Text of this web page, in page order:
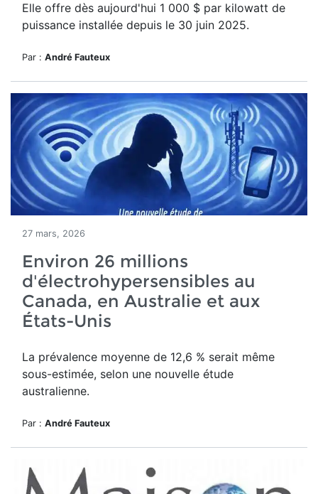
Elle offre dès aujourd'hui 1 000 $ par kilowatt de
puissance installée depuis le 30 juin 2025.
Par : André Fauteux
27 mars, 2026
Environ 26 millions
d'électrohypersensibles au
Canada, en Australie et aux
États-Unis
La prévalence moyenne de 12,6 % serait même
sous-estimée, selon une nouvelle étude
australienne.
Par : André Fauteux